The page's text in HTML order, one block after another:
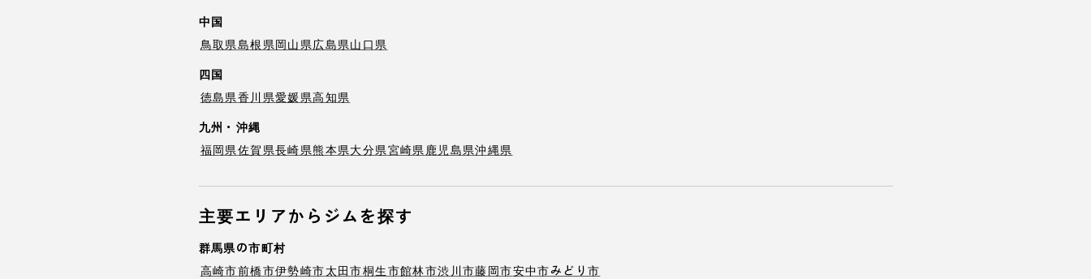
中国
鳥取県島根県岡山県広島県山口県
四国
徳島県香川県愛媛県高知県
九州・沖縄
福岡県佐賀県長崎県熊本県大分県宮崎県鹿児島県沖縄県
主要エリアからジムを探す
群馬県の市町村
高崎市前橋市伊勢崎市太田市桐生市館林市渋川市藤岡市安中市みどり市